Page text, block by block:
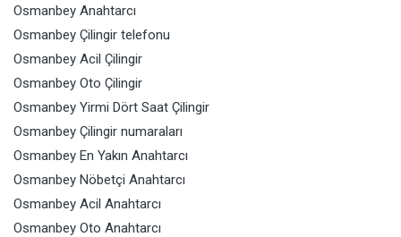
Osmanbey Anahtarcı
Osmanbey Çilingir telefonu
Osmanbey Acil Çilingir
Osmanbey Oto Çilingir
Osmanbey Yirmi Dört Saat Çilingir
Osmanbey Çilingir numaraları
Osmanbey En Yakın Anahtarcı
Osmanbey Nöbetçi Anahtarcı
Osmanbey Acil Anahtarcı
Osmanbey Oto Anahtarcı